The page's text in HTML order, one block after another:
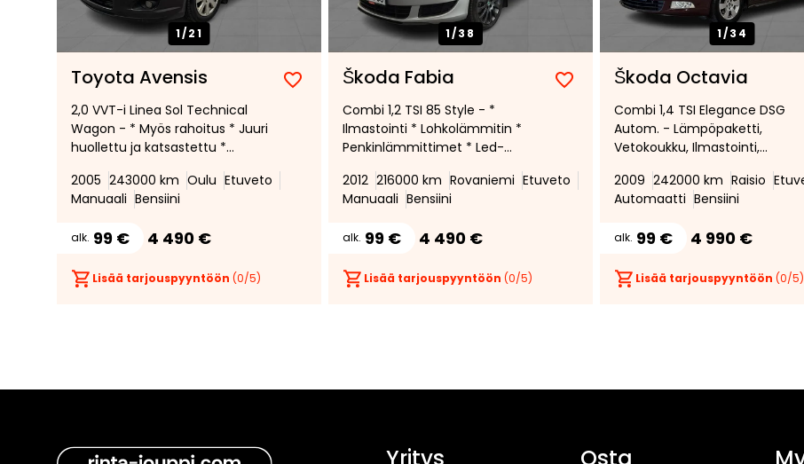
1/21
Toyota Avensis
Lisää
suosikiksi
Poista
suosikeista
2,0 VVT-i Linea Sol Technical
Wagon - * Myös rahoitus * Juuri
huollettu ja katsastettu *
2005 243000 km Oulu Etuveto
Manuaali Bensiini
alk. 99 € 4 490 €
Lisää tarjouspyyntöön (0/5)
1/38
Škoda Fabia
Lisää
suosikiksi
Poista
suosikeista
Combi 1,2 TSI 85 Style - *
Ilmastointi * Lohkolämmitin *
Penkinlämmittimet * Led-
2012 216000 km Rovaniemi Etuveto
Manuaali Bensiini
alk. 99 € 4 490 €
Lisää tarjouspyyntöön (0/5)
1/34
Škoda Octavia
Combi 1,4 TSI Elegance DSG
Autom. - Lämpöpaketti,
Vetokoukku, Ilmastointi,
2009 242000 km Raisio
Automaatti Bensiini
alk. 99 € 4 990 €
Lisää tarjouspyyntöön (0/5)
Yritys Osta